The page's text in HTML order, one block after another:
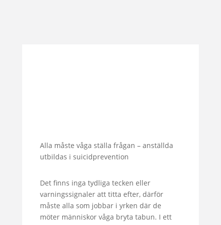
Alla måste våga ställa frågan – anställda
utbildas i suicidprevention
Det finns inga tydliga tecken eller
varningssignaler att titta efter, därför
måste alla som jobbar i yrken där de
möter människor våga bryta tabun. I ett